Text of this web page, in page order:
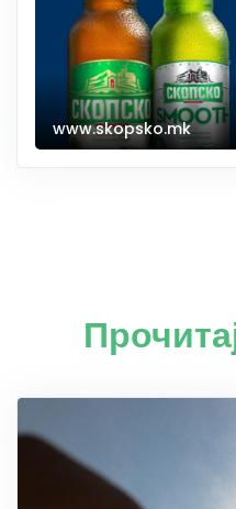
www.skopsko.mk